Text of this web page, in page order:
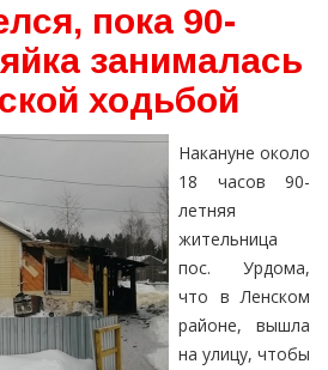
пока 90-
занималась
ходьбой
Накануне около
18 часов 90-
летняя
жительница
пос. Урдома,
что в Ленском
районе, вышла
на улицу, чтобы